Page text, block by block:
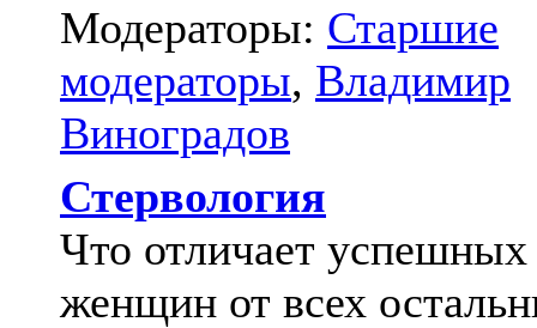
Модераторы: Старшие
модераторы, Владимир
Виноградов
Стервология
Что отличает успешных
женщин от всех